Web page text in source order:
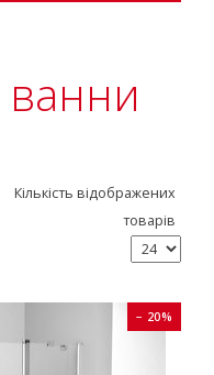
Кількість відображених
товарів
− 20%